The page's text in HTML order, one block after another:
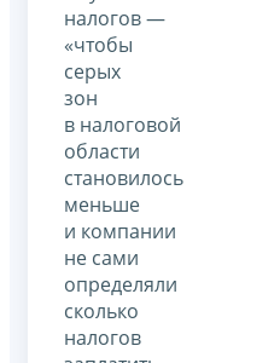
налогов —
«чтобы
серых
зон
в налоговой
области
становилось
меньше
и компании
не сами
определяли
сколько
налогов